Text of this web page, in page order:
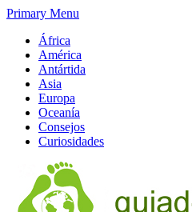
Primary Menu
África
América
Antártida
Asia
Europa
Oceanía
Consejos
Curiosidades